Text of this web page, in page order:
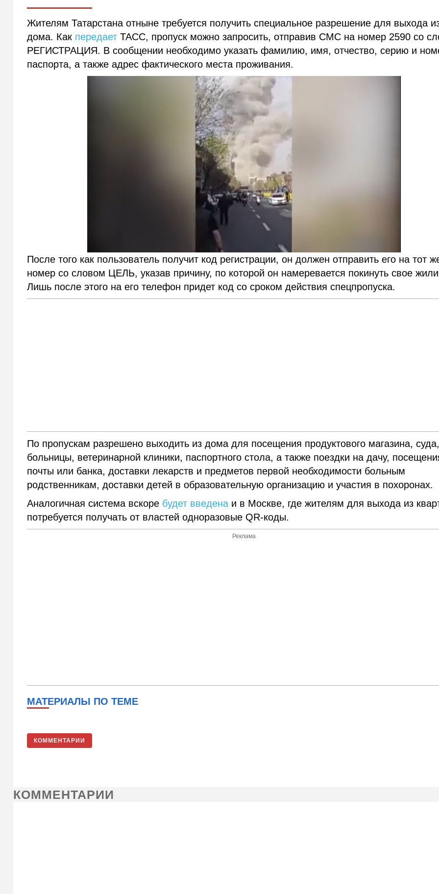
Жителям Татарстана отныне требуется получить специальное разрешение для выхода
дома. Как передает ТАСС, пропуск можно запросить, отправив СМС на номер 2590 со
РЕГИСТРАЦИЯ. В сообщении необходимо указать фамилию, имя, отчество, серию и
паспорта, а также адрес фактического места проживания.
После того как пользователь получит код регистрации, он должен отправить его на тот
номер со словом ЦЕЛЬ, указав причину, по которой он намеревается покинуть свое
Лишь после этого на его телефон придет код со сроком действия спецпропуска.
По пропускам разрешено выходить из дома для посещения продуктового магазина, суда,
больницы, ветеринарной клиники, паспортного стола, а также поездки на дачу,
почты или банка, доставки лекарств и предметов первой необходимости больным
родственникам, доставки детей в образовательную организацию и участия в похоронах.
Аналогичная система вскоре будет введена и в Москве, где жителям для выхода из
потребуется получать от властей одноразовые QR-коды.
Реклама
МАТЕРИАЛЫ ПО ТЕМЕ
КОММЕНТАРИИ
КОММЕНТАРИИ